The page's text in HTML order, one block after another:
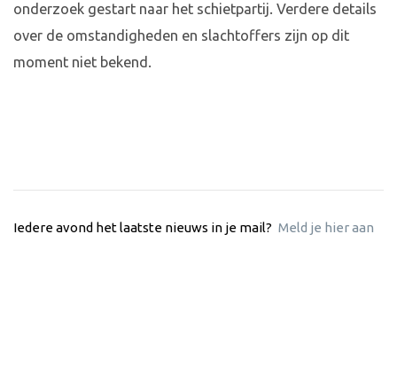
onderzoek gestart naar het schietpartij. Verdere details
over de omstandigheden en slachtoffers zijn op dit
moment niet bekend.
Iedere avond het laatste nieuws in je mail? Meld je hier aan